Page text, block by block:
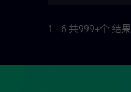
1 - 6 共999+个 结果